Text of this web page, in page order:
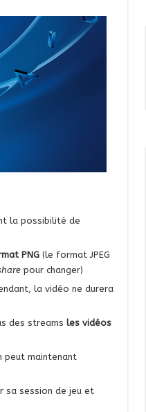
la possibilité de
PNG(le format JPEG
pour changer)
la vidéo ne durera
des streams les vidéos
peut maintenant
sa session de jeu et